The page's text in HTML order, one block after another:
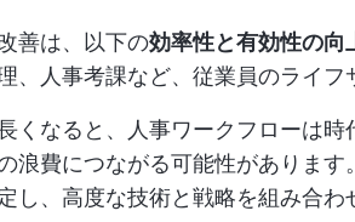
善は、以下の効率性と有効性の向
、人事考課など、従業員のライフ
くなると、人事ワークフローは
浪費につながる可能性がありま
し、高度な技術と戦略を組み合わ